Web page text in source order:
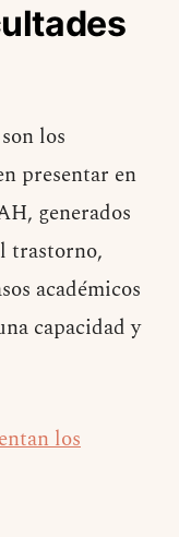
son los
presentar en
generados
trastorno,
académicos
capacidad y
los